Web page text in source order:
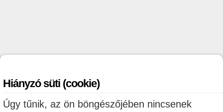
Hiányzó süti (cookie)
Úgy tűnik, az ön böngészőjében nincsenek